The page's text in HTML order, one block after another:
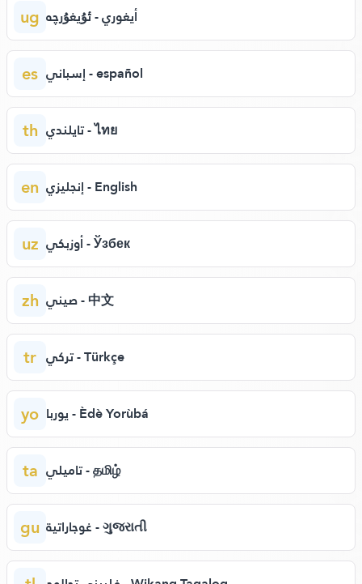
ug أيغوري - ئۇيغۇرچە
es إسباني - español
th تايلندي - ไทย
en إنجليزي - English
uz أوزبكي - Ўзбек
zh صيني - 中文
tr تركي - Türkçe
yo يوربا - Èdè Yorùbá
ta تاميلي - தமிழ்
gu غوجاراتية - ગુજરાતી